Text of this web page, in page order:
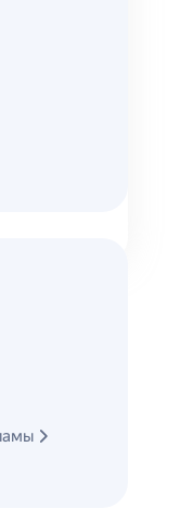
в картах